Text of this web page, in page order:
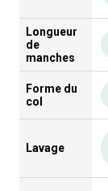
Longueur
de
manches
Forme du
col
Lavage